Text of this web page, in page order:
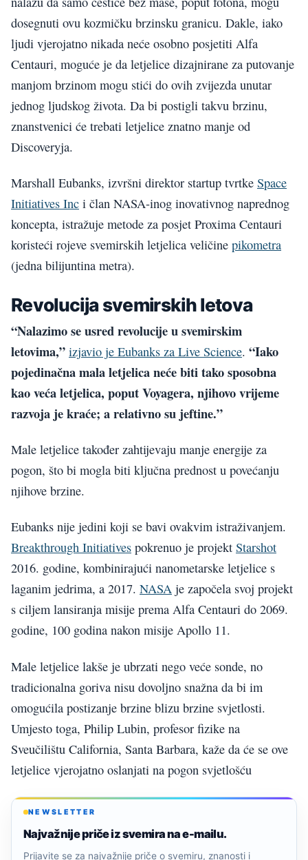
dosegnuti ovu kozmičku brzinsku granicu. Dakle, iako
ljudi vjerojatno nikada neće osobno posjetiti Alfa
Centauri, moguće je da letjelice dizajnirane za putovanje
manjom brzinom mogu stići do ovih zvijezda unutar
jednog ljudskog života. Da bi postigli takvu brzinu,
znanstvenici će trebati letjelice znatno manje od
Discoveryja.
Marshall Eubanks, izvršni direktor startup tvrtke Space
Initiatives Inc i član NASA-inog inovativnog naprednog
koncepta, istražuje metode za posjet Proxima Centauri
koristeći rojeve svemirskih letjelica veličine pikometra
(jedna bilijuntina metra).
Revolucija svemirskih letova
“Nalazimo se usred revolucije u svemirskim
letovima,” izjavio je Eubanks za Live Science. “Iako
pojedinačna mala letjelica neće biti tako sposobna
kao veća letjelica, poput Voyagera, njihovo vrijeme
razvoja je kraće; a relativno su jeftine.”
Male letjelice također zahtijevaju manje energije za
pogon, što bi mogla biti ključna prednost u povećanju
njihove brzine.
Eubanks nije jedini koji se bavi ovakvim istraživanjem.
Breakthrough Initiatives pokrenuo je projekt Starshot
2016. godine, kombinirajući nanometarske letjelice s
laganim jedrima, a 2017. NASA je započela svoj projekt
s ciljem lansiranja misije prema Alfa Centauri do 2069.
godine, 100 godina nakon misije Apollo 11.
Male letjelice lakše je ubrzati nego veće sonde, no
tradicionalna goriva nisu dovoljno snažna da bi im
omogućila postizanje brzine blizu brzine svjetlosti.
Umjesto toga, Philip Lubin, profesor fizike na
Sveučilištu California, Santa Barbara, kaže da će se ove
letjelice vjerojatno oslanjati na pogon svjetlošću
NEWSLETTER
Najvažnije priče iz svemira na e-mailu.
Prijavite se za najvažnije priče o svemiru, znanosti i